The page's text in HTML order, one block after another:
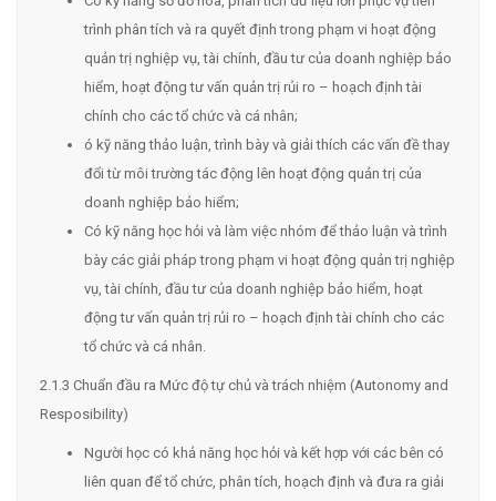
trình phân tích và ra quyết định trong phạm vi hoạt động
quản trị nghiệp vụ, tài chính, đầu tư của doanh nghiệp bảo
hiểm, hoạt động tư vấn quản trị rủi ro – hoạch định tài
chính cho các tổ chức và cá nhân;
ó kỹ năng thảo luận, trình bày và giải thích các vấn đề thay
đổi từ môi trường tác động lên hoạt động quản trị của
doanh nghiệp bảo hiểm;
Có kỹ năng học hỏi và làm việc nhóm để thảo luận và trình
bày các giải pháp trong phạm vi hoạt động quản trị nghiệp
vụ, tài chính, đầu tư của doanh nghiệp bảo hiểm, hoạt
động tư vấn quản trị rủi ro – hoạch định tài chính cho các
tổ chức và cá nhân.
2.1.3 Chuẩn đầu ra Mức độ tự chủ và trách nhiệm (Autonomy and
Resposibility)
Người học có khả năng học hỏi và kết hợp với các bên có
liên quan để tổ chức, phân tích, hoạch định và đưa ra giải